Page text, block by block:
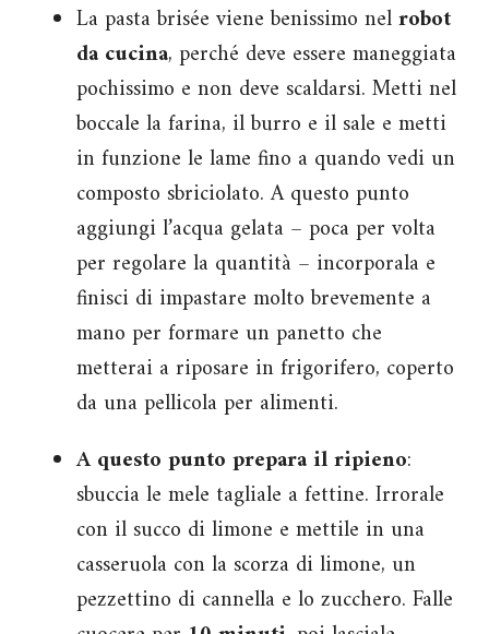
La pasta brisée viene benissimo nelrobot
da cucina, perché deve essere maneggiata
pochissimo e non deve scaldarsi. Metti nel
boccale la farina, il burro e il sale e metti
in funzione le lame fino a quando vedi un
composto sbriciolato. A questo punto
aggiungi l’acqua gelata – poca per volta
per regolare la quantità – incorporala e
finisci di impastare molto brevemente a
mano per formare un panetto che
metterai a riposare in frigorifero, coperto
da una pellicola per alimenti.
A questo punto prepara il ripieno:
sbuccia le mele tagliale a fettine. Irrorale
con il succo di limone e mettile in una
casseruola con la scorza di limone, un
pezzettino di cannella e lo zucchero. Falle